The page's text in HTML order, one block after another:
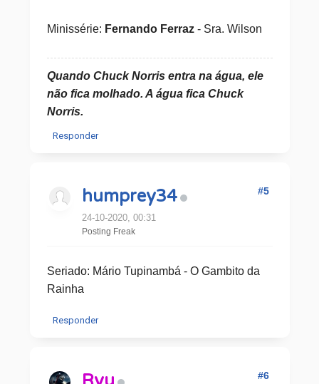
Minissérie: Fernando Ferraz- Sra. Wilson
Quando Chuck Norris entra na água, ele
não fica molhado. A água fica Chuck
Norris.
Responder
humprey34
24-10-2020, 00:31
Posting Freak
#5
Seriado: Mário Tupinambá - O Gambito da
Rainha
Responder
#6